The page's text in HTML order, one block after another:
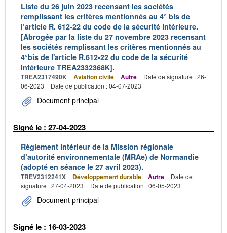
Liste du 26 juin 2023 recensant les sociétés
remplissant les critères mentionnés au 4° bis de
l’article R. 612-22 du code de la sécurité intérieure.
[Abrogée par la liste du 27 novembre 2023 recensant
les sociétés remplissant les critères mentionnés au
4°bis de l'article R.612-22 du code de la sécurité
intérieure TREA2332368K].
TREA2317490K Aviation civile Autre
Date de signature : 26-
06-2023
Date de publication : 04-07-2023
Document principal
Signé le : 27-04-2023
Règlement intérieur de la Mission régionale
d’autorité environnementale (MRAe) de Normandie
(adopté en séance le 27 avril 2023).
TREV2312241X Développement durable Autre
Date de
signature : 27-04-2023
Date de publication : 06-05-2023
Document principal
Signé le : 16-03-2023